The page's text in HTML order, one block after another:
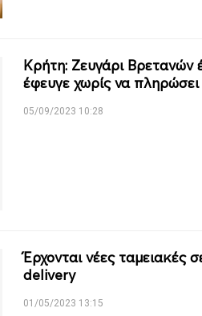
Κρήτη: Ζευγάρι Βρετανών
έφευγε χωρίς να πληρώσει
05/09/2023 10:28
Έρχονται νέες ταμειακές
delivery
01/05/2023 13:15